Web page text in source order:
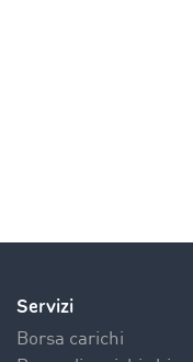
Servizi
Borsa carichi